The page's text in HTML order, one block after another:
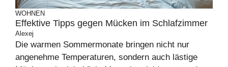
WOHNEN
Effektive Tipps gegen Mücken im Schlafzimmer
Alexej
Die warmen Sommermonate bringen nicht nur
angenehme Temperaturen, sondern auch lästige